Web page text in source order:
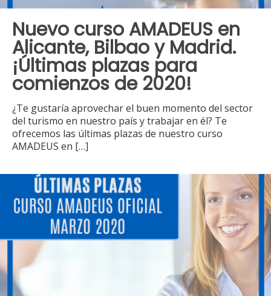
Nuevo curso AMADEUS en
Alicante, Bilbao y Madrid.
¡Últimas plazas para
comienzos de 2020!
¿Te gustaría aprovechar el buen momento del sector
del turismo en nuestro país y trabajar en él? Te
ofrecemos las últimas plazas de nuestro curso
AMADEUS en […]